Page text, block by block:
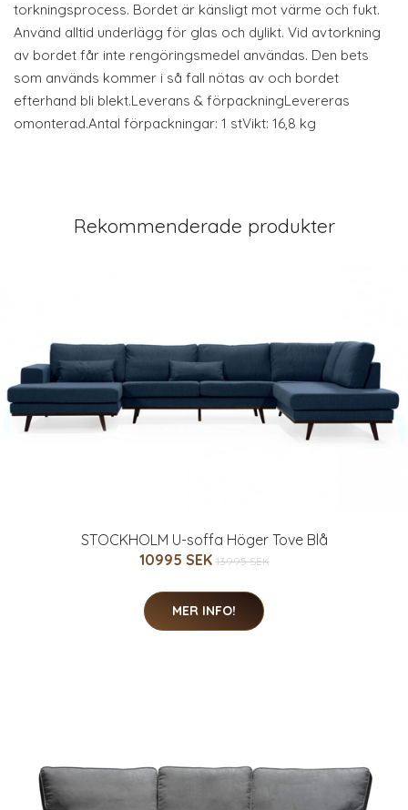
torkningsprocess. Bordet är känsligt mot värme och fukt.
Använd alltid underlägg för glas och dylikt. Vid avtorkning
av bordet får inte rengöringsmedel användas. Den bets
som används kommer i så fall nötas av och bordet
efterhand bli blekt.Leverans & förpackningLevereras
omonterad.Antal förpackningar: 1 stVikt: 16,8 kg
Rekommenderade produkter
STOCKHOLM U-soffa Höger Tove Blå
10995 SEK 13995 SEK
MER INFO!